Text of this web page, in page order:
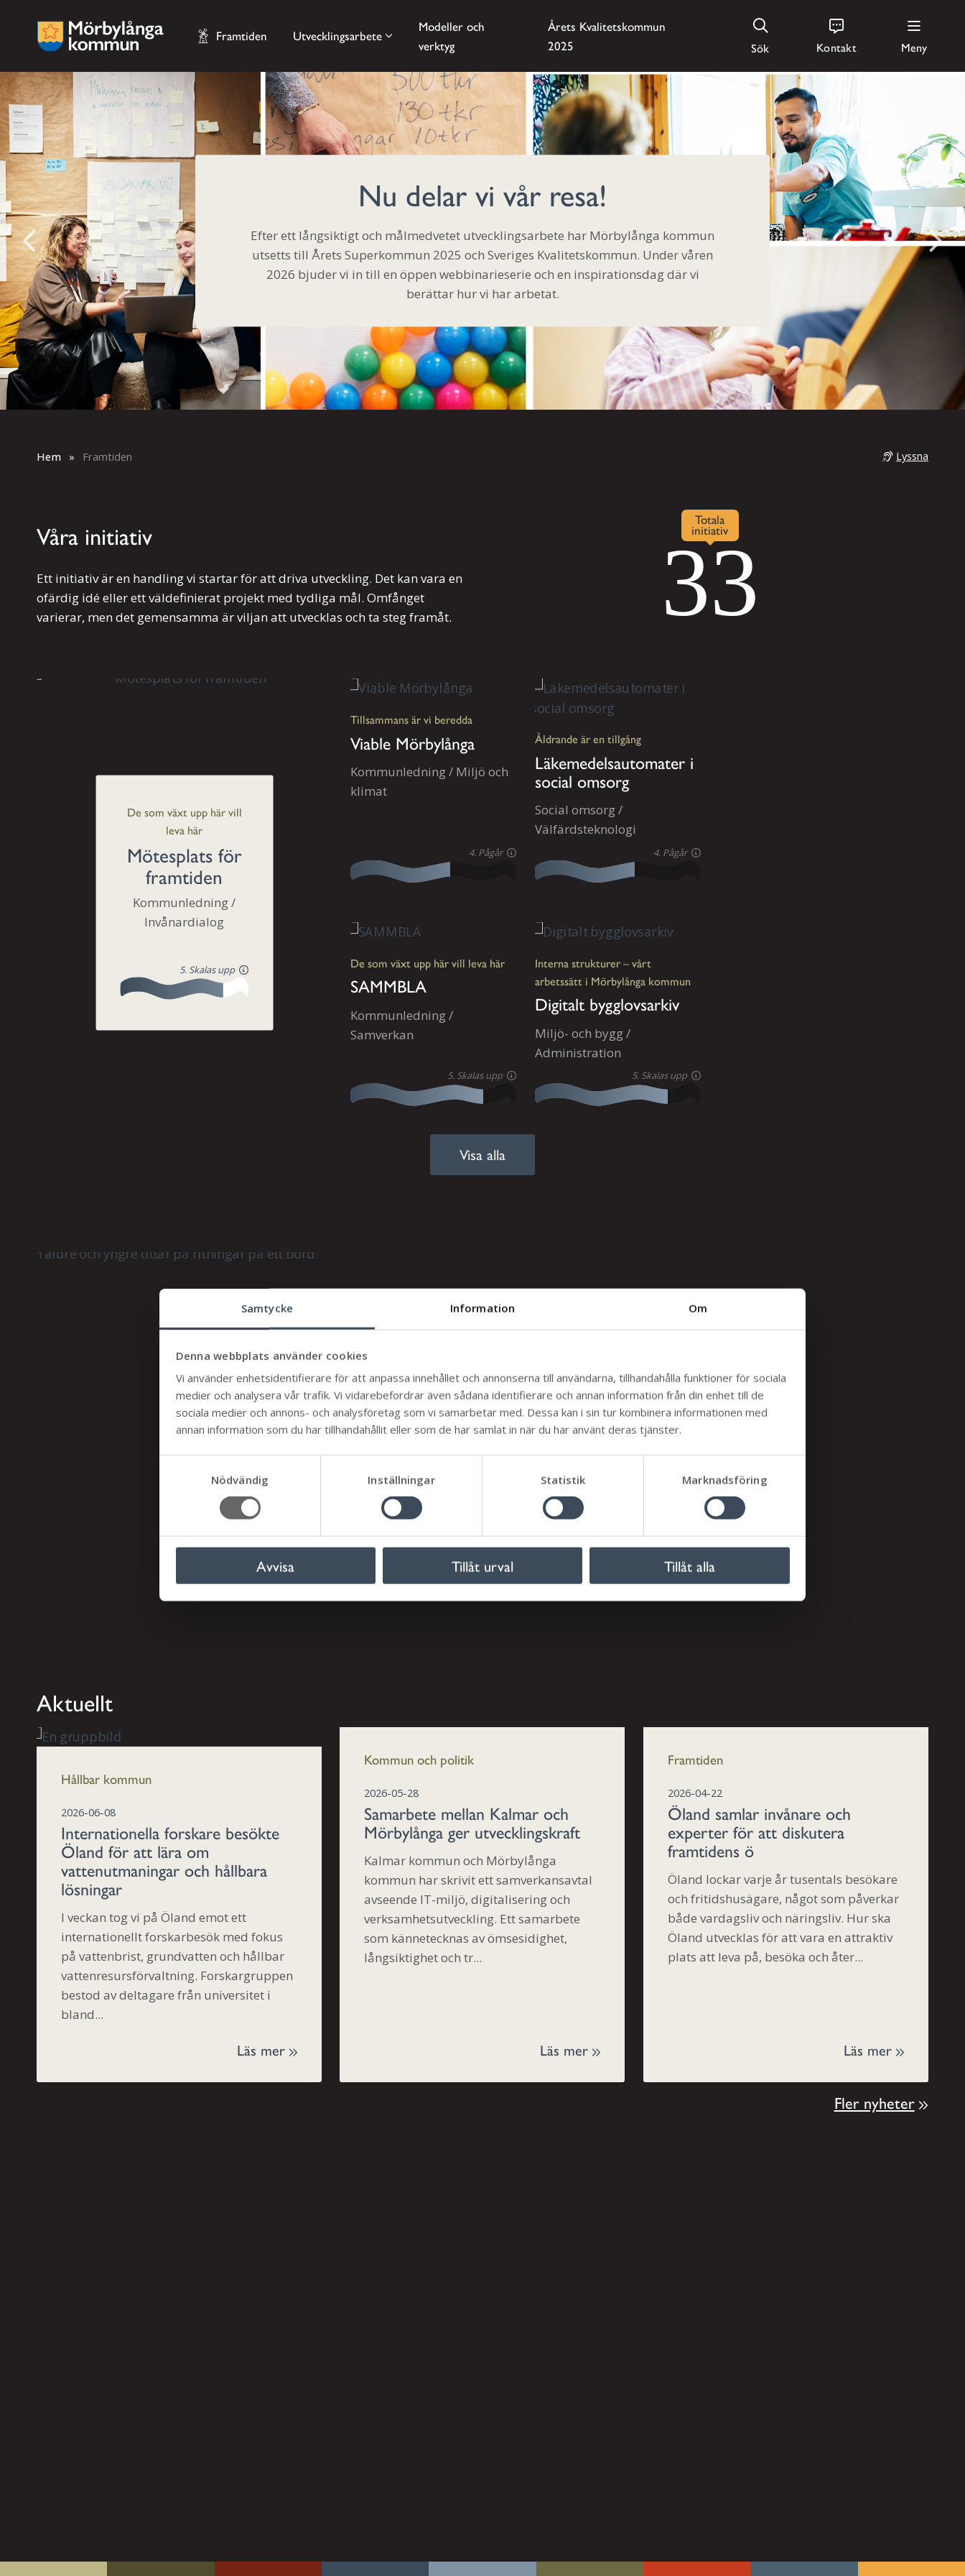
Samtycke Information Om
Denna webbplats använder cookies
Vi använder enhetsidentifierare för att anpassa innehållet och annonserna till användarna, tillhandahålla funktioner för sociala
medier och analysera vår trafik. Vi vidarebefordrar även sådana identifierare och annan information från din enhet till de
sociala medier och annons- och analysföretag som vi samarbetar med. Dessa kan i sin tur kombinera informationen med
annan information som du har tillhandahållit eller som de har samlat in när du har använt deras tjänster.
s
Nödvändig Inställningar Statistik Marknadsföring
Avvisa Tillåt urval Tillåt alla
Framtiden Utvecklingsarbete
Modeller och
verktyg
Årets Kvalitetskommun
2025
Sök Kontakt Meny
Nu delar vi vår resa!
Efter ett långsiktigt och målmedvetet utvecklingsarbete har Mörbylånga kommun
utsetts till Årets Superkommun 2025 och Sveriges Kvalitetskommun. Under våren
2026 bjuder vi in till en öppen webbinarieserie och en inspirationsdag där vi
berättar hur vi har arbetat.
Hem » Framtiden Lyssna
Våra initiativ
Ett initiativ är en handling vi startar för att driva utveckling. Det kan vara en
ofärdig idé eller ett väldefinierat projekt med tydliga mål. Omfånget
varierar, men det gemensamma är viljan att utvecklas och ta steg framåt.
33
Totala
initiativ
De som växt upp här vill
leva här
Mötesplats för
framtiden
Kommunledning /
Invånardialog
5. Skalas upp
Tillsammans är vi beredda
Viable Mörbylånga
Kommunledning / Miljö och
klimat
4. Pågår
Åldrande är en tillgång
Läkemedelsautomater i
social omsorg
Social omsorg /
Välfärdsteknologi
4. Pågår
De som växt upp här vill leva här
SAMMBLA
Kommunledning /
Samverkan
5. Skalas upp
Interna strukturer – vårt
arbetssätt i Mörbylånga kommun
Digitalt bygglovsarkiv
Miljö- och bygg /
Administration
5. Skalas upp
Visa alla
Översiktsplan 2045 – samrådet är öppet
Mörbylånga kommun har tagit fram ett förslag till en ny
översiktsplan som visar hur vi vill använda mark och vatten fram
till år 2045. Planen är inte färdig än – nu vill vi höra vad du tycker!
Aktuellt
Hållbar kommun
2026-06-08
Internationella forskare besökte
Öland för att lära om
vattenutmaningar och hållbara
lösningar
I veckan tog vi på Öland emot ett
internationellt forskarbesök med fokus
på vattenbrist, grundvatten och hållbar
vattenresursförvaltning. Forskargruppen
bestod av deltagare från universitet i
bland...
Läs mer
Kommun och politik
2026-05-28
Samarbete mellan Kalmar och
Mörbylånga ger utvecklingskraft
Kalmar kommun och Mörbylånga
kommun har skrivit ett samverkansavtal
avseende IT-miljö, digitalisering och
verksamhetsutveckling. Ett samarbete
som kännetecknas av ömsesidighet,
långsiktighet och tr...
Läs mer
Framtiden
2026-04-22
Öland samlar invånare och
experter för att diskutera
framtidens ö
Öland lockar varje år tusentals besökare
och fritidshusägare, något som påverkar
både vardagsliv och näringsliv. Hur ska
Öland utvecklas för att vara en attraktiv
plats att leva på, besöka och åter...
Läs mer
Fler nyheter